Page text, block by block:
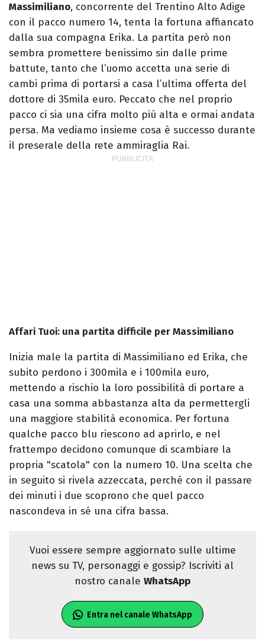
Massimiliano, concorrente del Trentino Alto Adige
con il pacco numero 14, tenta la fortuna affiancato
dalla sua compagna Erika. La partita però non
sembra promettere benissimo sin dalle prime
battute, tanto che l’uomo accetta una serie di
cambi prima di portarsi a casa l’ultima offerta del
dottore di 35mila euro. Peccato che nel proprio
pacco ci sia una cifra molto più alta e ormai andata
persa. Ma vediamo insieme cosa è successo durante
il preserale della rete ammiraglia Rai.
Affari Tuoi: una partita difficile per Massimiliano
Inizia male la partita di Massimiliano ed Erika, che
subito perdono i 300mila e i 100mila euro,
mettendo a rischio la loro possibilità di portare a
casa una somma abbastanza alta da permettergli
una maggiore stabilità economica. Per fortuna
qualche pacco blu riescono ad aprirlo, e nel
frattempo decidono comunque di scambiare la
propria "scatola" con la numero 10. Una scelta che
in seguito si rivela azzeccata, perché con il passare
dei minuti i due scoprono che quel pacco
nascondeva in sé una cifra bassa.
Vuoi essere sempre aggiornato sulle ultime
news su TV, personaggi e gossip? Iscriviti al
nostro canale WhatsApp
Entra nel canale WhatsApp